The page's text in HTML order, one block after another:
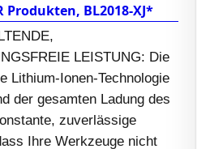
Produkten, BL2018-XJ*
LEISTUNG: Die
Lithium-Ionen-Technologie
der gesamten Ladung des
zuverlässige
Ihre Werkzeuge nicht